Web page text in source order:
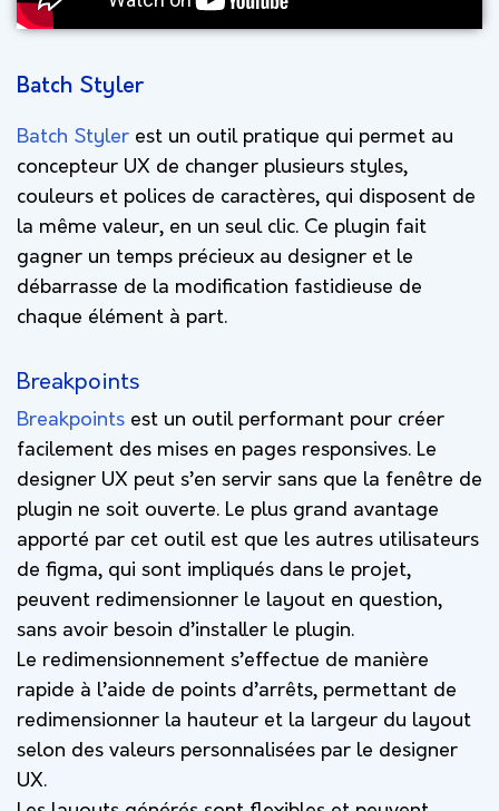
Batch Styler
Batch Styler est un outil pratique qui permet au
concepteur UX de changer plusieurs styles,
couleurs et polices de caractères, qui disposent de
la même valeur, en un seul clic. Ce plugin fait
gagner un temps précieux au designer et le
débarrasse de la modification fastidieuse de
chaque élément à part.
Breakpoints
Breakpoints est un outil performant pour créer
facilement des mises en pages responsives. Le
designer UX peut s’en servir sans que la fenêtre de
plugin ne soit ouverte. Le plus grand avantage
apporté par cet outil est que les autres utilisateurs
de figma, qui sont impliqués dans le projet,
peuvent redimensionner le layout en question,
sans avoir besoin d’installer le plugin.
Le redimensionnement s’effectue de manière
rapide à l’aide de points d’arrêts, permettant de
redimensionner la hauteur et la largeur du layout
selon des valeurs personnalisées par le designer
UX.